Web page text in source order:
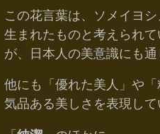
この花言葉は、ソメイヨ
生まれたものと考えられ
が、日本人の美意識にも通
他にも「優れた美人」や
気品ある美しさを表現して